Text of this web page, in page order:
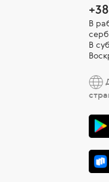
В
В